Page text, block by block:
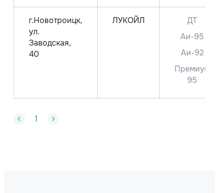
г.Новотроицк,
ул.
Заводская,
40
ЛУКОЙЛ
ДТ
Аи-95
Аи-92
Премиум
95
1